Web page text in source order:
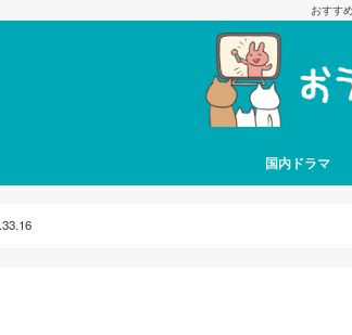
おすす
国内ドラマ